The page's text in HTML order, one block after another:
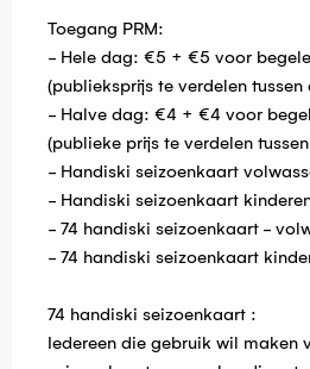
Toegang PRM:
- Hele dag: €5 + €5 voor
(publieksprijs te verdelen tussen
- Halve dag: €4 + €4 voor
(publieke prijs te verdelen
- Handiski seizoenkaart
- Handiski seizoenkaart
- 74 handiski seizoenkaart -
- 74 handiski seizoenkaart
74 handiski seizoenkaart :
Iedereen die gebruik wil maken